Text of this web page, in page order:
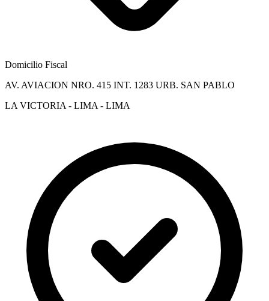
Domicilio Fiscal
AV. AVIACION NRO. 415 INT. 1283 URB. SAN PABLO
LA VICTORIA - LIMA - LIMA